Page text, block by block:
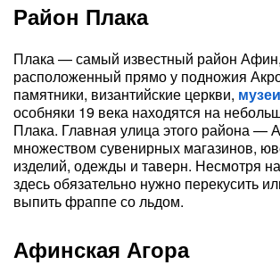
Район Плака
Плака — самый известный район Афин,
расположенный прямо у подножия
памятники, византийские церкви, музеи
особняки 19 века находятся на
Плака. Главная улица этого района —
множеством сувенирных магазинов,
изделий, одежды и таверн. Несмотря
здесь обязательно нужно перекусить
выпить фраппе со льдом.
Афинская Агора